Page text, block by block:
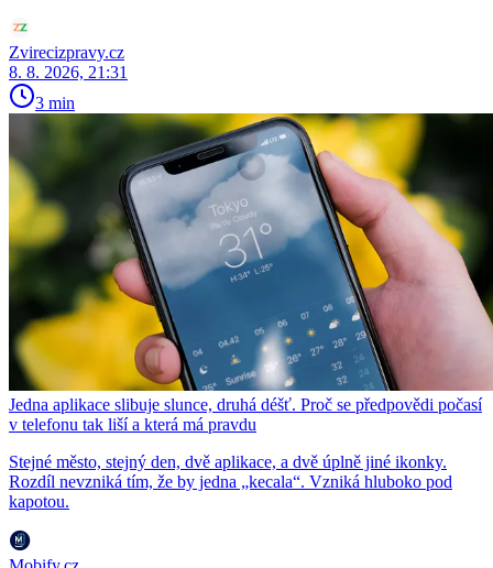
Zvirecizpravy.cz
8. 8. 2026, 21:31
3 min
Jedna aplikace slibuje slunce, druhá déšť. Proč se předpovědi počasí
v telefonu tak liší a která má pravdu
Stejné město, stejný den, dvě aplikace, a dvě úplně jiné ikonky.
Rozdíl nevzniká tím, že by jedna „kecala“. Vzniká hluboko pod
kapotou.